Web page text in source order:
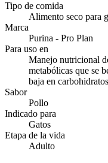
Tipo de comida
Alimento seco para
Marca
Purina - Pro Plan
Para uso en
Manejo nutricional
metabólicas que se
baja en carbohidratos
Sabor
Pollo
Indicado para
Gatos
Etapa de la vida
Adulto